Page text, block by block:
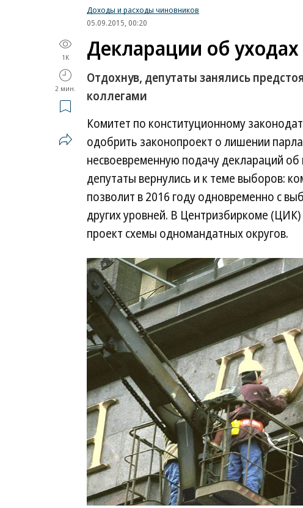
Доходы и расходы чиновников
05.09.2015, 00:20
1K
2 мин.
Декларации об уходах
Отдохнув, депутаты занялись
коллегами
Комитет по конституционному
одобрить законопроект о лишении
несвоевременную подачу деклараций
депутаты вернулись и к теме выборов:
позволит в 2016 году одновременно с
других уровней. В Центризбиркоме
проект схемы одномандатных округов.